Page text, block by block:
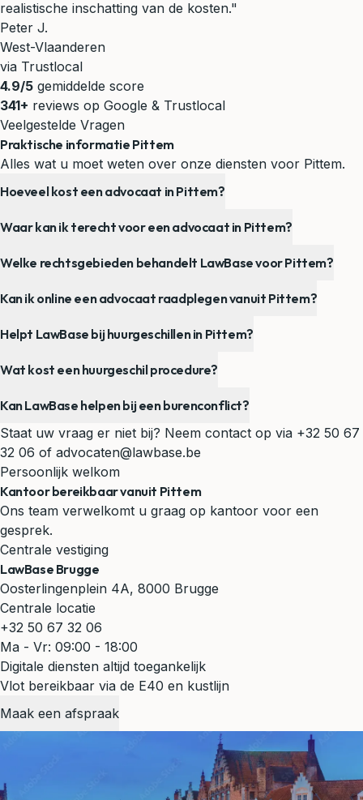
realistische inschatting van de kosten."
Peter J.
West-Vlaanderen
via Trustlocal
4.9/5 gemiddelde score
341+ reviews op Google & Trustlocal
Veelgestelde Vragen
Praktische informatie Pittem
Alles wat u moet weten over onze diensten voor Pittem.
Hoeveel kost een advocaat in Pittem?
Waar kan ik terecht voor een advocaat in Pittem?
Welke rechtsgebieden behandelt LawBase voor Pittem?
Kan ik online een advocaat raadplegen vanuit Pittem?
Helpt LawBase bij huurgeschillen in Pittem?
Wat kost een huurgeschil procedure?
Kan LawBase helpen bij een burenconflict?
Staat uw vraag er niet bij? Neem contact op via +32 50 67
32 06 of advocaten@lawbase.be
Persoonlijk welkom
Kantoor bereikbaar vanuit Pittem
Ons team verwelkomt u graag op kantoor voor een
gesprek.
Centrale vestiging
LawBase Brugge
Oosterlingenplein 4A, 8000 Brugge
Centrale locatie
+32 50 67 32 06
Ma - Vr: 09:00 - 18:00
Digitale diensten altijd toegankelijk
Vlot bereikbaar via de E40 en kustlijn
Maak een afspraak